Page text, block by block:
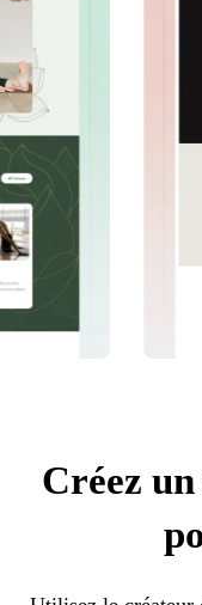
Créez